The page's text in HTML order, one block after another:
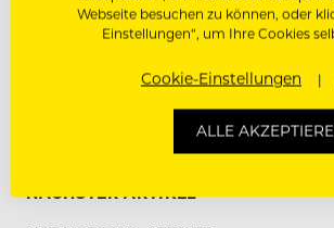
NÄCHSTER ARTIKEL
Webseite besuchen zu können, oder
Einstellungen“, um Ihre Cookies
Cookie-Einstellungen
ALLE